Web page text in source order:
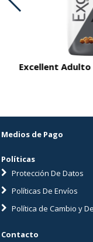
Excellent Adulto
Medios de Pago
Políticas
Protección De Datos
Políticas De Envíos
Política de Cambio y
Contacto